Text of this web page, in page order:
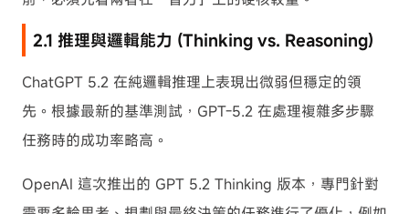
2.1 推理與邏輯能力 (Thinking vs. Reasoning)
ChatGPT 5.2 在純邏輯推理上表現出微弱但穩定的領
先。根據最新的基準測試，GPT-5.2 在處理複雜多步驟
任務時的成功率略高。
OpenAI 這次推出的 GPT 5.2 Thinking 版本，專門針對